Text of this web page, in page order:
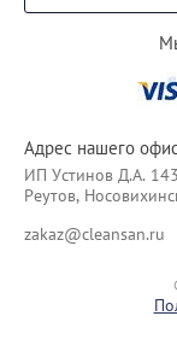
Адрес нашего
ИП Уcтинoв Д.А.
Реутов,
zakaz@cleansan.ru